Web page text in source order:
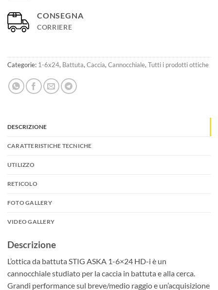
CONSEGNA
CORRIERE
Categorie: 1-6x24, Battuta, Caccia, Cannocchiale, Tutti i prodotti ottiche
DESCRIZIONE
CARATTERISTICHE TECNICHE
UTILIZZO
RETICOLO
FOTO GALLERY
VIDEO GALLERY
Descrizione
L’ottica da battuta STIG ASKA 1-6×24 HD-i è un
cannocchiale studiato per la caccia in battuta e alla cerca.
Grandi performance sul breve/medio raggio e un’acquisizione